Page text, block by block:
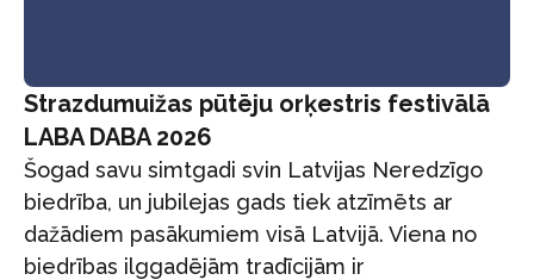
Strazdumuižas pūtēju orķestris festivālā
LABA DABA 2026
Šogad savu simtgadi svin Latvijas Neredzīgo
biedrība, un jubilejas gads tiek atzīmēts ar
dažādiem pasākumiem visā Latvijā. Viena no
biedrības ilggadējām tradīcijām ir